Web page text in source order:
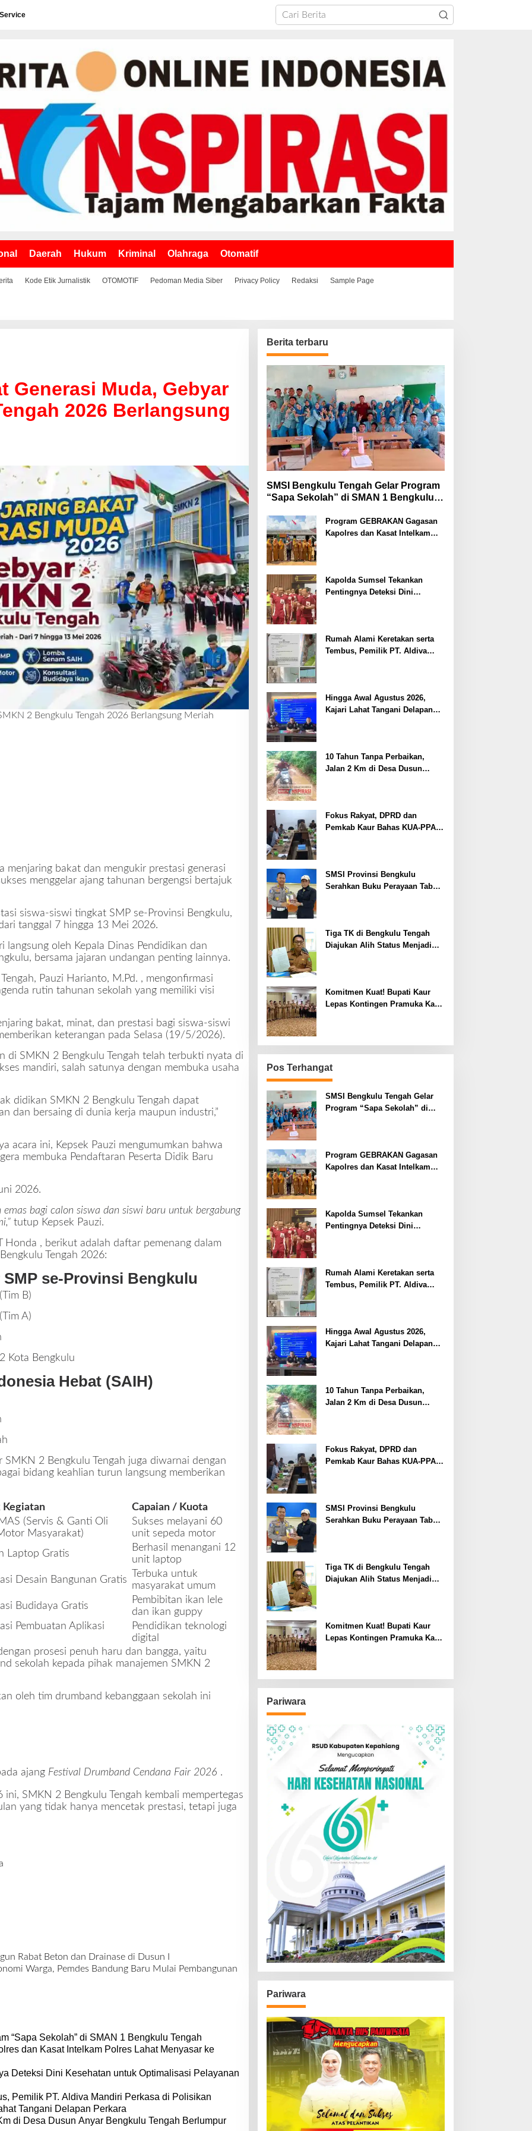
Daerah Hukum Kriminal Olahraga Otomatif
Kode Etik Jurnalistik OTOMOTIF Pedoman Media Siber Privacy Policy Redaksi Sample Page
Generasi Muda, Gebyar
2026 Berlangsung
2 Bengkulu Tengah 2026 Berlangsung Meriah
menjaring bakat dan mengukir prestasi generasi
menggelar ajang tahunan bergengsi bertajuk
siswa-siswi tingkat SMP se-Provinsi Bengkulu,
tanggal 7 hingga 13 Mei 2026.
langsung oleh Kepala Dinas Pendidikan dan
bersama jajaran undangan penting lainnya.
Pauzi Harianto, M.Pd. , mengonfirmasi
rutin tahunan sekolah yang memiliki visi
bakat, minat, dan prestasi bagi siswa-siswi
keterangan pada Selasa (19/5/2026).
di SMKN 2 Bengkulu Tengah telah terbukti nyata di
mandiri, salah satunya dengan membuka usaha
didikan SMKN 2 Bengkulu Tengah dapat
dan bersaing di dunia kerja maupun industri,”
acara ini, Kepsek Pauzi mengumumkan bahwa
membuka Pendaftaran Peserta Didik Baru
2026.
emas bagi calon siswa dan siswi baru untuk bergabung
tutup Kepsek Pauzi.
Honda , berikut adalah daftar pemenang dalam
Tengah 2026:
se-Provinsi Bengkulu
B)
A)
Kota Bengkulu
Hebat (SAIH)
SMKN 2 Bengkulu Tengah juga diwarnai dengan
bidang keahlian turun langsung memberikan
Kegiatan
Capaian / Kuota
(Servis & Ganti Oli
Masyarakat)
Sukses melayani 60
unit sepeda motor
Laptop Gratis
Berhasil menangani 12
unit laptop
Desain Bangunan Gratis
Terbuka untuk
masyarakat umum
Budidaya Gratis
Pembibitan ikan lele
dan ikan guppy
Pembuatan Aplikasi
Pendidikan teknologi
digital
prosesi penuh haru dan bangga, yaitu
sekolah kepada pihak manajemen SMKN 2
oleh tim drumband kebanggaan sekolah ini
ajang Festival Drumband Cendana Fair 2026 .
SMKN 2 Bengkulu Tengah kembali mempertegas
yang tidak hanya mencetak prestasi, tetapi juga
Rabat Beton dan Drainase di Dusun I
Warga, Pemdes Bandung Baru Mulai Pembangunan
“Sapa Sekolah” di SMAN 1 Bengkulu Tengah
dan Kasat Intelkam Polres Lahat Menyasar ke
Deteksi Dini Kesehatan untuk Optimalisasi Pelayanan
Pemilik PT. Aldiva Mandiri Perkasa di Polisikan
Tangani Delapan Perkara
di Desa Dusun Anyar Bengkulu Tengah Berlumpur
Berita terbaru
SMSI Bengkulu Tengah Gelar Program
“Sapa Sekolah” di SMAN 1 Bengkulu
Program GEBRAKAN Gagasan
Kapolres dan Kasat Intelkam
Kapolda Sumsel Tekankan
Pentingnya Deteksi Dini
Rumah Alami Keretakan serta
Tembus, Pemilik PT. Aldiva
Hingga Awal Agustus 2026,
Kajari Lahat Tangani Delapan
10 Tahun Tanpa Perbaikan,
Jalan 2 Km di Desa Dusun
Fokus Rakyat, DPRD dan
Pemkab Kaur Bahas KUA-PPAS
SMSI Provinsi Bengkulu
Serahkan Buku Perayaan Tabot
Tiga TK di Bengkulu Tengah
Diajukan Alih Status Menjadi
Komitmen Kuat! Bupati Kaur
Lepas Kontingen Pramuka Kaur
Pos Terhangat
SMSI Bengkulu Tengah Gelar
Program “Sapa Sekolah” di
Program GEBRAKAN Gagasan
Kapolres dan Kasat Intelkam
Kapolda Sumsel Tekankan
Pentingnya Deteksi Dini
Rumah Alami Keretakan serta
Tembus, Pemilik PT. Aldiva
Hingga Awal Agustus 2026,
Kajari Lahat Tangani Delapan
10 Tahun Tanpa Perbaikan,
Jalan 2 Km di Desa Dusun
Fokus Rakyat, DPRD dan
Pemkab Kaur Bahas KUA-PPAS
SMSI Provinsi Bengkulu
Serahkan Buku Perayaan Tabot
Tiga TK di Bengkulu Tengah
Diajukan Alih Status Menjadi
Komitmen Kuat! Bupati Kaur
Lepas Kontingen Pramuka Kaur
Pariwara
Pariwara